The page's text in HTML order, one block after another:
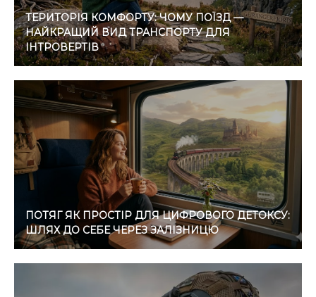
ТЕРИТОРІЯ КОМФОРТУ: ЧОМУ ПОЇЗД —
НАЙКРАЩИЙ ВИД ТРАНСПОРТУ ДЛЯ
ІНТРОВЕРТІВ
ПОТЯГ ЯК ПРОСТІР ДЛЯ ЦИФРОВОГО ДЕТОКСУ:
ШЛЯХ ДО СЕБЕ ЧЕРЕЗ ЗАЛІЗНИЦЮ